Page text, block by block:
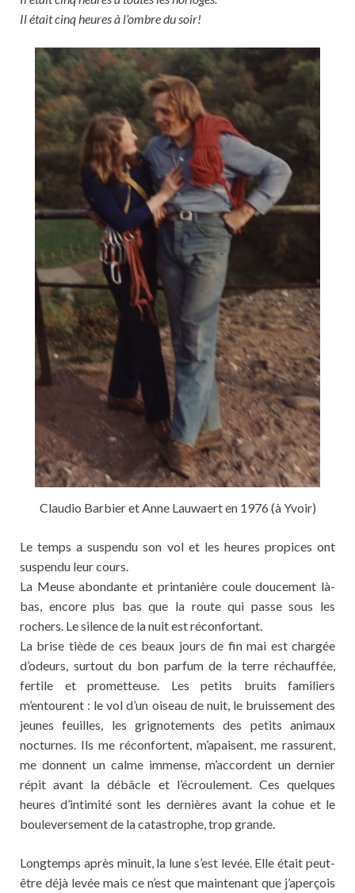
Il était cinq heures à l’ombre du soir!
Claudio Barbier et Anne Lauwaert en 1976 (à Yvoir)
Le temps a suspendu son vol et les heures propices ont
suspendu leur cours.
La Meuse abondante et printanière coule doucement là-
bas, encore plus bas que la route qui passe sous les
rochers. Le silence de la nuit est réconfortant.
La brise tiède de ces beaux jours de fin mai est chargée
d’odeurs, surtout du bon parfum de la terre réchauffée,
fertile et prometteuse. Les petits bruits familiers
m’entourent : le vol d’un oiseau de nuit, le bruissement des
jeunes feuilles, les grignotements des petits animaux
nocturnes. Ils me réconfortent, m’apaisent, me rassurent,
me donnent un calme immense, m’accordent un dernier
répit avant la débâcle et l’écroulement. Ces quelques
heures d’intimité sont les dernières avant la cohue et le
bouleversement de la catastrophe, trop grande.
Longtemps après minuit, la lune s’est levée. Elle était peut-
être déjà levée mais ce n’est que maintenant que j’aperçois